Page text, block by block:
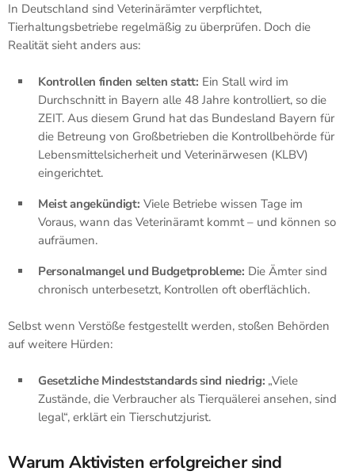
In Deutschland sind Veterinärämter verpflichtet,
Tierhaltungsbetriebe regelmäßig zu überprüfen. Doch die
Realität sieht anders aus:
Kontrollen finden selten statt: Ein Stall wird im
Durchschnitt in Bayern alle 48 Jahre kontrolliert, so die
ZEIT. Aus diesem Grund hat das Bundesland Bayern für
die Betreung von Großbetrieben die Kontrollbehörde für
Lebensmittelsicherheit und Veterinärwesen (KLBV)
eingerichtet.
Meist angekündigt: Viele Betriebe wissen Tage im
Voraus, wann das Veterinäramt kommt – und können so
aufräumen.
Personalmangel und Budgetprobleme: Die Ämter sind
chronisch unterbesetzt, Kontrollen oft oberflächlich.
Selbst wenn Verstöße festgestellt werden, stoßen Behörden
auf weitere Hürden:
Gesetzliche Mindeststandards sind niedrig: „Viele
Zustände, die Verbraucher als Tierquälerei ansehen, sind
legal“, erklärt ein Tierschutzjurist.
Warum Aktivisten erfolgreicher sind